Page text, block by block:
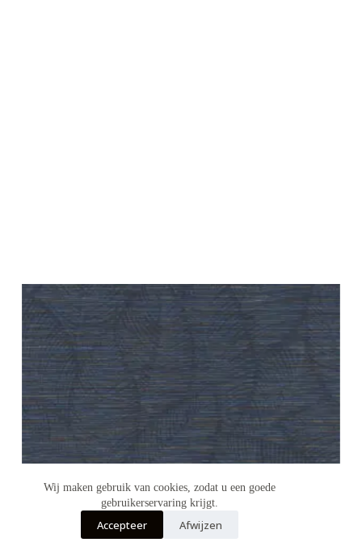
Wij maken gebruik van cookies, zodat u een goede
gebruikerservaring krijgt.
Accepteer Afwijzen